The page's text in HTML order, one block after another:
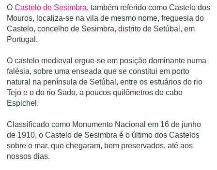
O Castelo de Sesimbra, também referido como Castelo dos
Mouros, localiza-se na vila de mesmo nome, freguesia do
Castelo, concelho de Sesimbra, distrito de Setúbal, em
Portugal.
O castelo medieval ergue-se em posição dominante numa
falésia, sobre uma enseada que se constitui em porto
natural na pení­nsula de Setúbal, entre os estuários do rio
Tejo e o do rio Sado, a poucos quilômetros do cabo
Espichel.
Classificado como Monumento Nacional em 16 de junho
de 1910, o Castelo de Sesimbra é o último dos Castelos
sobre o mar, que chegaram, bem preservados, até aos
nossos dias.